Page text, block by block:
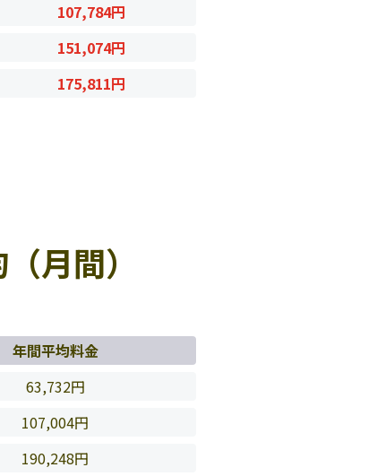
107,784円
151,074円
175,811円
月間）
年間平均料金
63,732円
107,004円
190,248円